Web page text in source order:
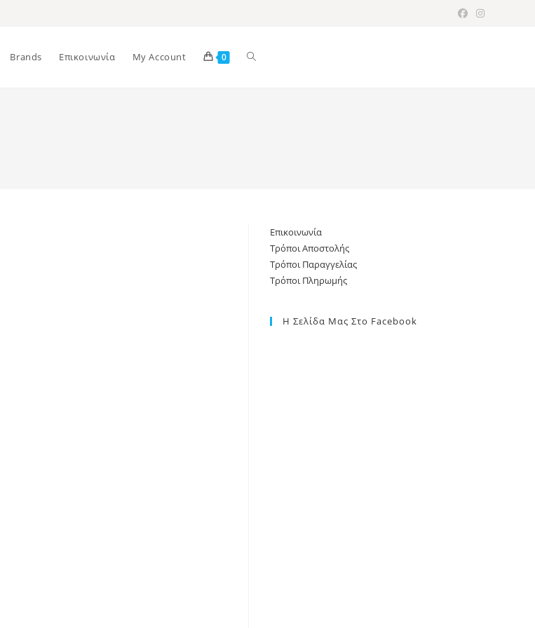
Brands Επικοινωνία My Account 0 Toggle
Επικοινωνία
Τρόποι Αποστολής
Τρόποι Παραγγελίας
Τρόποι Πληρωμής
Η Σελίδα Μας Στο Facebook